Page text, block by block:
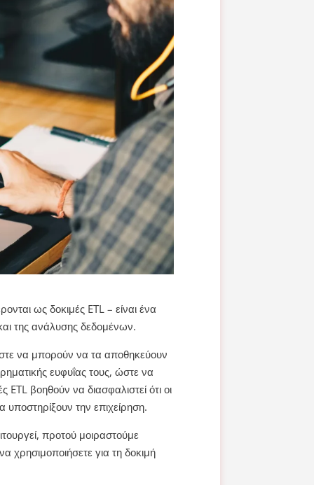
ως δοκιμές ETL – είναι ένα
της ανάλυσης δεδομένων.
να μπορούν να τα αποθηκεύουν
ευφυΐας τους, ώστε να
βοηθούν να διασφαλιστεί ότι οι
υποστηρίξουν την επιχείρηση.
προτού μοιραστούμε
χρησιμοποιήσετε για τη δοκιμή